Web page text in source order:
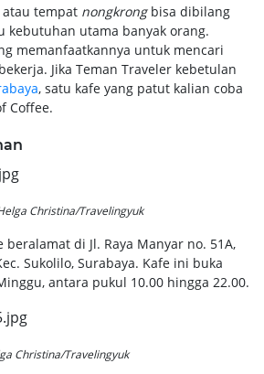
atau tempat nongkrongbisa dibilang
kebutuhan utama banyak orang.
memanfaatkannya untuk mencari
Jika Teman Traveler kebetulan
, satu kafe yang patut kalian coba
Coffee.
Christina/Travelingyuk
beralamat di Jl. Raya Manyar no. 51A,
Sukolilo, Surabaya. Kafe ini buka
antara pukul 10.00 hingga 22.00.
Christina/Travelingyuk